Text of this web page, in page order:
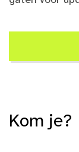
Kom je?